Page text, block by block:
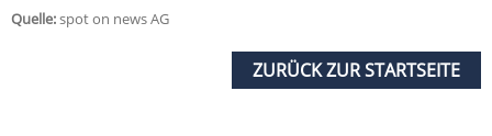
Quelle:spot on news AG
ZURÜCK ZUR STARTSEITE